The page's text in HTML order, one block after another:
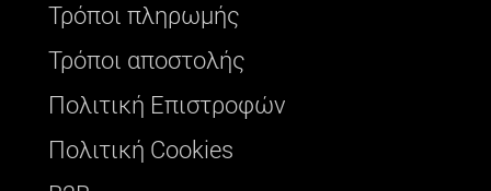
Τρόποι πληρωμής
Τρόποι αποστολής
Πολιτική Επιστροφών
Πολιτική Cookies